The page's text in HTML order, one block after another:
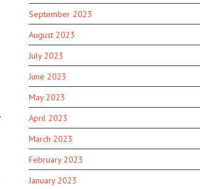
September 2023
August 2023
July 2023
June 2023
May 2023
April 2023
March 2023
February 2023
January 2023